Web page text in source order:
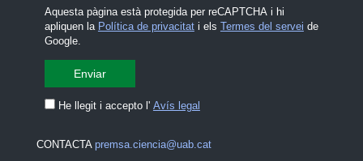
Aquesta pàgina està protegida per reCAPTCHA i hi
apliquen la Política de privacitati els Termes del servei de
Google.
He llegit i accepto l' Avís legal
CONTACTA premsa.ciencia@uab.cat